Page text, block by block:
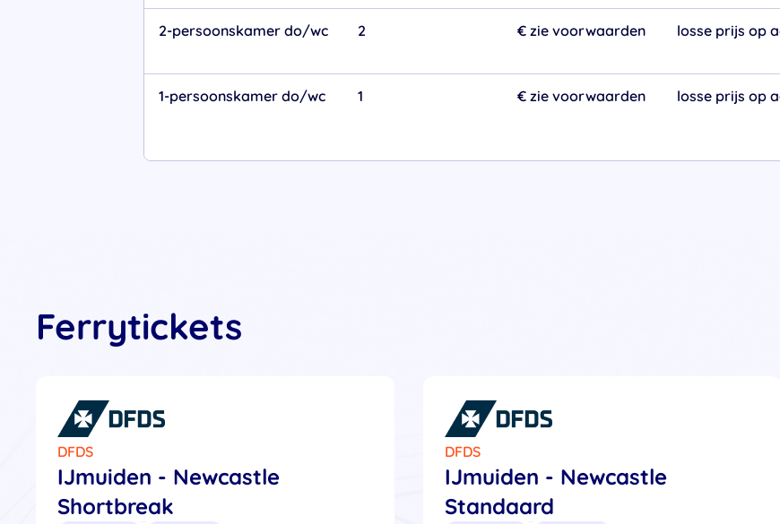
2-persoonskamer do/wc 2 € zie voorwaarden losse prijs op
1-persoonskamer do/wc 1 € zie voorwaarden losse prijs op
Ferrytickets
DFDS
IJmuiden - Newcastle
Shortbreak
DFDS
IJmuiden - Newcastle
Standaard